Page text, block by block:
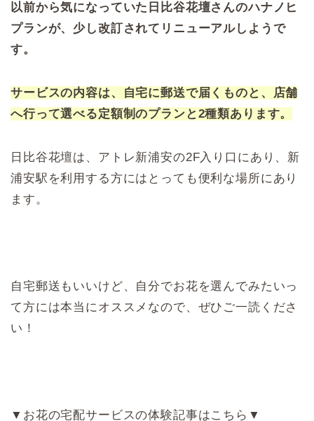
以前から気になっていた日比谷花壇さんのハナノヒ
プランが、少し改訂されてリニューアルしようで
す。
サービスの内容は、自宅に郵送で届くものと、店舗
へ行って選べる定額制のプランと2種類あります。
日比谷花壇は、アトレ新浦安の2F入り口にあり、新
浦安駅を利用する方にはとっても便利な場所にあり
ます。
自宅郵送もいいけど、自分でお花を選んでみたいっ
て方には本当にオススメなので、ぜひご一読くださ
い！
▼お花の宅配サービスの体験記事はこちら▼